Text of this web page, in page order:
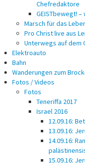
Chefredaktore
GEISTbewegt!
Marsch für das
Pro Christ live aus
Unterwegs auf dem
Elektroauto
Bahn
Wanderungen zum
Fotos / Videos
Fotos
Teneriffa 2017
Israel 2016
12.09.16:
13.09.16:
14.09.16:
15.09.16: